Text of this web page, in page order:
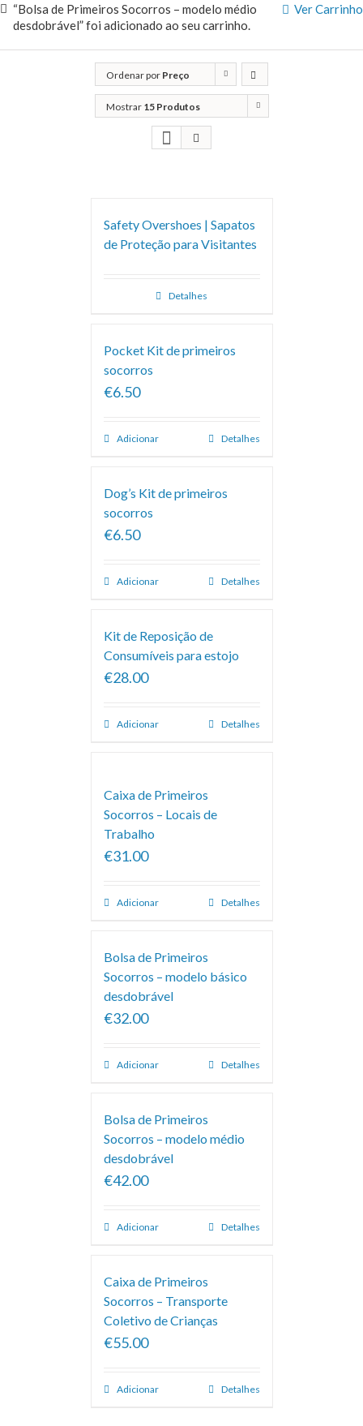
Ver Carrinho
“Bolsa de Primeiros Socorros – modelo médio
desdobrável” foi adicionado ao seu carrinho.
Ordenar por Preço
Mostrar 15 Produtos
Safety Overshoes | Sapatos
de Proteção para Visitantes
Detalhes
Pocket Kit de primeiros
socorros
€6.50
Adicionar Detalhes
Dog’s Kit de primeiros
socorros
€6.50
Adicionar Detalhes
Kit de Reposição de
Consumíveis para estojo
€28.00
Adicionar Detalhes
Caixa de Primeiros
Socorros – Locais de
Trabalho
€31.00
Adicionar Detalhes
Bolsa de Primeiros
Socorros – modelo básico
desdobrável
€32.00
Adicionar Detalhes
Bolsa de Primeiros
Socorros – modelo médio
desdobrável
€42.00
Adicionar Detalhes
Caixa de Primeiros
Socorros – Transporte
Coletivo de Crianças
€55.00
Adicionar Detalhes